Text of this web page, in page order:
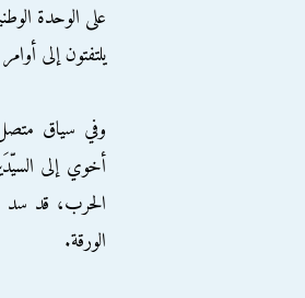
على الوحدة
يلتفتون إلى
وفي سياق
أخوي إلى
الحرب، قد سد
الورقة.